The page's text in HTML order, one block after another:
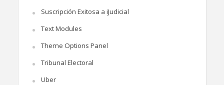
Suscripción Exitosa a iJudicial
Text Modules
Theme Options Panel
Tribunal Electoral
Uber